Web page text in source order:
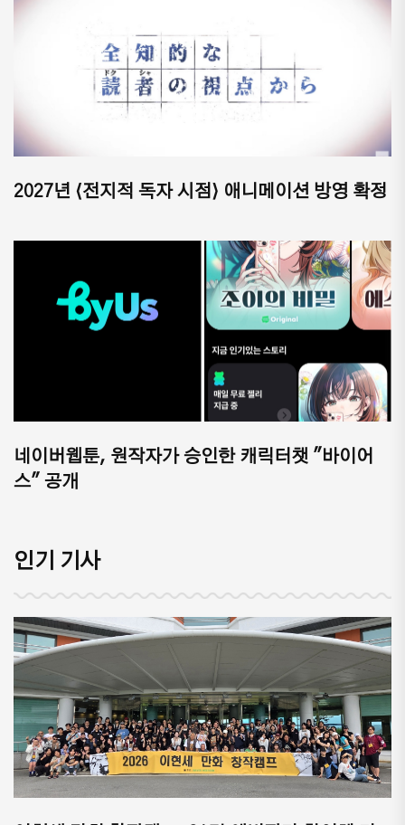
2027년 ⟨전지적 독자 시점⟩ 애니메이션 방영 확정
네이버웹툰, 원작자가 승인한 캐릭터챗 "바이어
스" 공개
인기 기사